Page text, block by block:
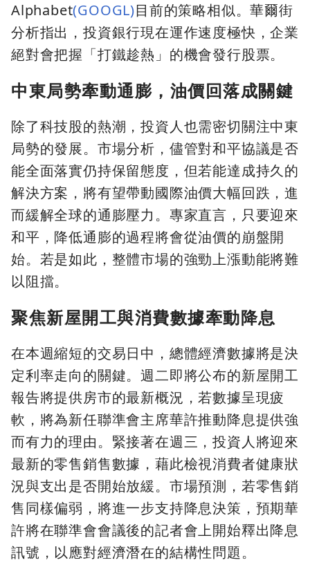
Alphabet(GOOGL)目前的策略相似。華爾街
分析指出，投資銀行現在運作速度極快，企業
絕對會把握「打鐵趁熱」的機會發行股票。
中東局勢牽動通膨，油價回落成關鍵
除了科技股的熱潮，投資人也需密切關注中東
局勢的發展。市場分析，儘管對和平協議是否
能全面落實仍持保留態度，但若能達成持久的
解決方案，將有望帶動國際油價大幅回跌，進
而緩解全球的通膨壓力。專家直言，只要迎來
和平，降低通膨的過程將會從油價的崩盤開
始。若是如此，整體市場的強勁上漲動能將難
以阻擋。
聚焦新屋開工與消費數據牽動降息
在本週縮短的交易日中，總體經濟數據將是決
定利率走向的關鍵。週二即將公布的新屋開工
報告將提供房市的最新概況，若數據呈現疲
軟，將為新任聯準會主席華許推動降息提供強
而有力的理由。緊接著在週三，投資人將迎來
最新的零售銷售數據，藉此檢視消費者健康狀
況與支出是否開始放緩。市場預測，若零售銷
售同樣偏弱，將進一步支持降息決策，預期華
許將在聯準會會議後的記者會上開始釋出降息
訊號，以應對經濟潛在的結構性問題。